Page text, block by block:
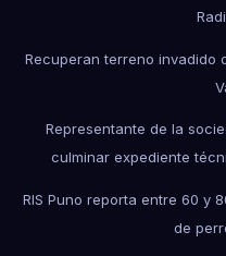
Recuperan terreno invadido
Representante de la
culminar expediente
RIS Puno reporta entre 60 y
de